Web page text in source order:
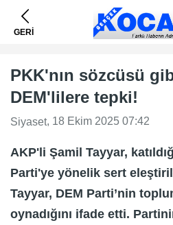
GERİ
PKK'nın sözcüsü
DEM'lilere tepki!
Siyaset, 18 Ekim 2025 07:42
AKP'li Şamil Tayyar,
Parti'ye yönelik sert
Tayyar, DEM Parti’nin
oynadığını ifade etti.